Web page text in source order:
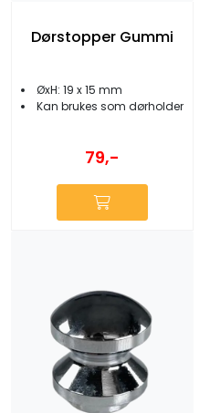
Dørstopper Gummi
ØxH: 19 x 15 mm
Kan brukes som dørholder
79,-